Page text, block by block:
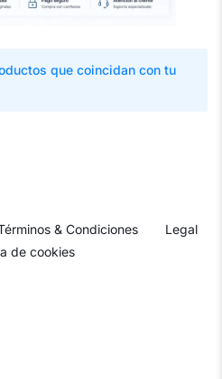
que coincidan con tu
& Condiciones
Legal
de cookies